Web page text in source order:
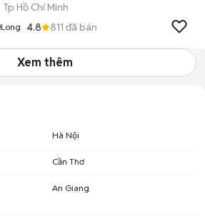
Tp Hồ Chí Minh
Long 4.8 811 đã bán
Xem thêm
Hà Nội
Cần Thơ
An Giang